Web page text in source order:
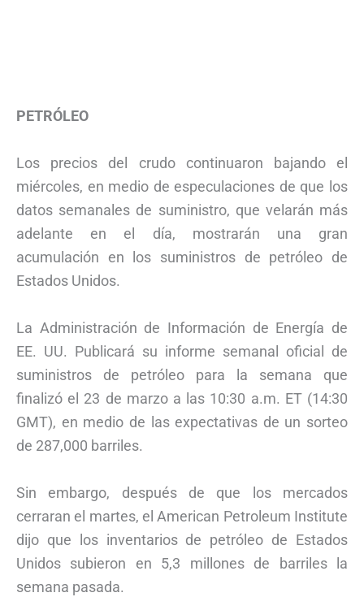
PETRÓLEO
Los precios del crudo continuaron bajando el
miércoles, en medio de especulaciones de que los
datos semanales de suministro, que velarán más
adelante en el día, mostrarán una gran
acumulación en los suministros de petróleo de
Estados Unidos.
La Administración de Información de Energía de
EE. UU. Publicará su informe semanal oficial de
suministros de petróleo para la semana que
finalizó el 23 de marzo a las 10:30 a.m. ET (14:30
GMT), en medio de las expectativas de un sorteo
de 287,000 barriles.
Sin embargo, después de que los mercados
cerraran el martes, el American Petroleum Institute
dijo que los inventarios de petróleo de Estados
Unidos subieron en 5,3 millones de barriles la
semana pasada.